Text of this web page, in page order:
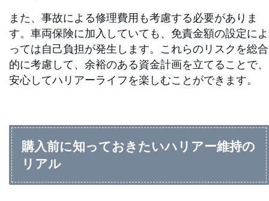
また、事故による修理費用も考慮する必要がありま
す。車両保険に加入していても、免責金額の設定によ
っては自己負担が発生します。これらのリスクを総合
的に考慮して、余裕のある資金計画を立てることで、
安心してハリアーライフを楽しむことができます。
購入前に知っておきたいハリアー維持の
リアル